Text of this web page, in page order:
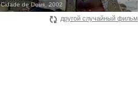
Cidade de Deus, 2002
другой случайный фильм